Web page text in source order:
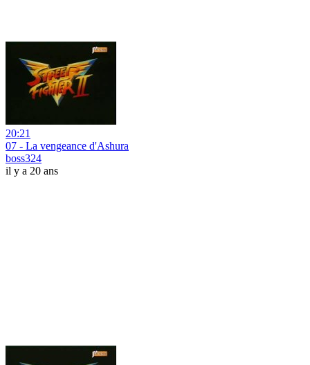
20:21
07 - La vengeance d'Ashura
boss324
il y a 20 ans